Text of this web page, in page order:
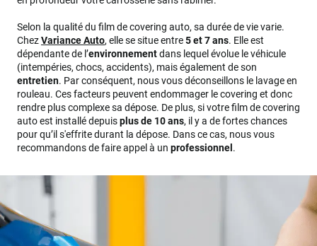
Selon la qualité du film de covering auto, sa durée de vie varie.
ChezVariance Auto, elle se situe entre5 et 7 ans. Elle est
dépendante de l’environnementdans lequel évolue le véhicule
(intempéries, chocs, accidents), mais également de son
entretien. Par conséquent, nous vous déconseillons le lavage en
rouleau. Ces facteurs peuvent endommager le covering et donc
rendre plus complexe sa dépose. De plus, si votre film de covering
auto est installé depuisplus de 10 ans, il y a de fortes chances
pour qu’il s'effrite durant la dépose. Dans ce cas, nous vous
recommandons de faire appel à un professionnel .